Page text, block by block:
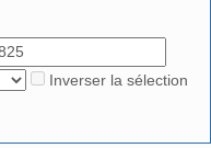
Inverser la sélection